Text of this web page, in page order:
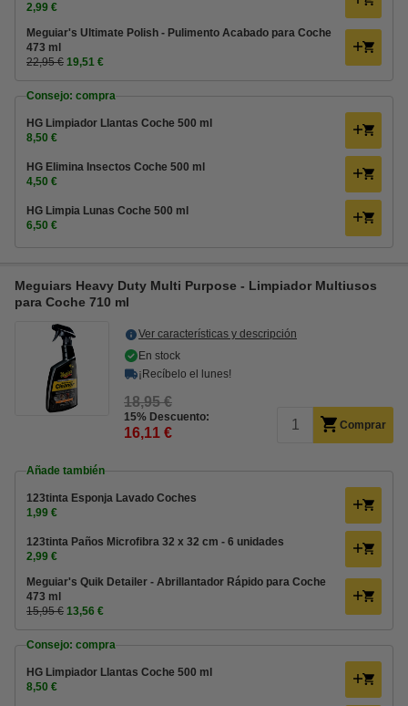
2,99 €
Meguiar's Ultimate Polish - Pulimento Acabado para Coche
473 ml
22,95 € 19,51 €
Consejo: compra
HG Limpiador Llantas Coche 500 ml
8,50 €
HG Elimina Insectos Coche 500 ml
4,50 €
HG Limpia Lunas Coche 500 ml
6,50 €
Meguiars Heavy Duty Multi Purpose - Limpiador Multiusos
para Coche 710 ml
Ver características y descripción
En stock
¡Recíbelo el lunes!
18,95 €
15% Descuento:
16,11 € Comprar
Añade también
123tinta Esponja Lavado Coches
1,99 €
123tinta Paños Microfibra 32 x 32 cm - 6 unidades
2,99 €
Meguiar's Quik Detailer - Abrillantador Rápido para Coche
473 ml
15,95 € 13,56 €
Consejo: compra
HG Limpiador Llantas Coche 500 ml
8,50 €